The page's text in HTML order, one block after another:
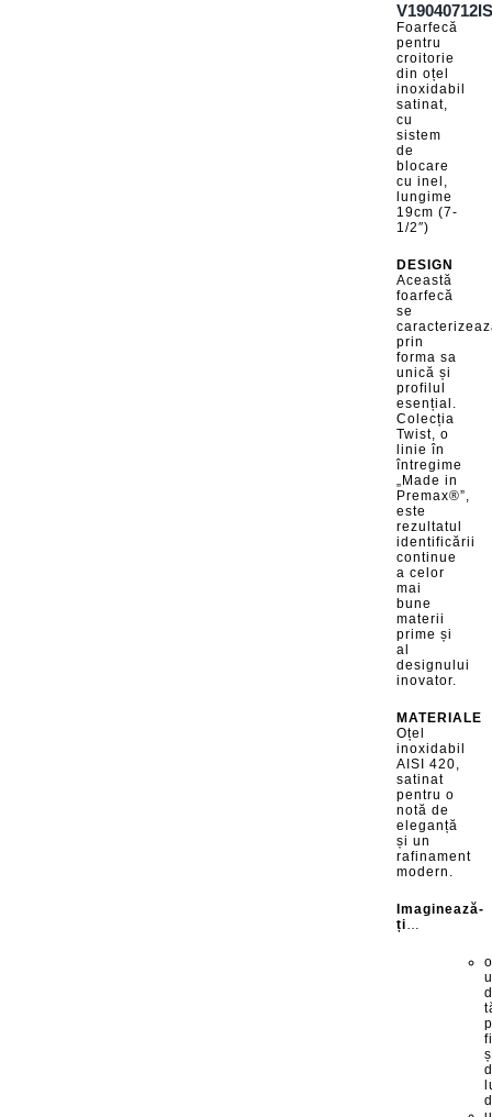
V19040712IS
Foarfecă
pentru
croitorie
din oțel
inoxidabil
satinat,
cu
sistem
de
blocare
cu inel,
lungime
19cm (7-
1/2″)
DESIGN
Această
foarfecă
se
prin
forma sa
unică și
profilul
esențial.
Colecția
Twist, o
linie în
întregime
„Made in
Premax®”,
este
rezultatul
identificării
continue
a celor
mai
bune
materii
prime și
al
designului
inovator.
MATERIALE
Oțel
inoxidabil
AISI 420,
satinat
pentru o
notă de
eleganță
și un
rafinament
modern.
Imaginează-
ți…
o